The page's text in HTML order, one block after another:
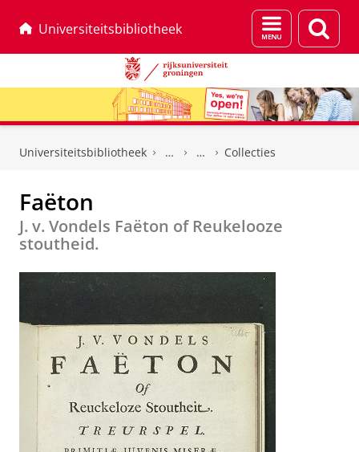
Universiteitsbibliotheek
Menu
en
Universiteitsbibliotheek Collecties
Faëton
J. v. Vondels Faëton of Reukelooze
stoutheid.